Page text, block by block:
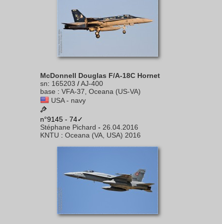
McDonnell Douglas F/A-18C Hornet
sn: 165203 /AJ-400
base : VFA-37, Oceana (US-VA)
USA - navy
n°9145 - 74✓
Stéphane Pichard - 26.04.2016
KNTU : Oceana (VA, USA) 2016